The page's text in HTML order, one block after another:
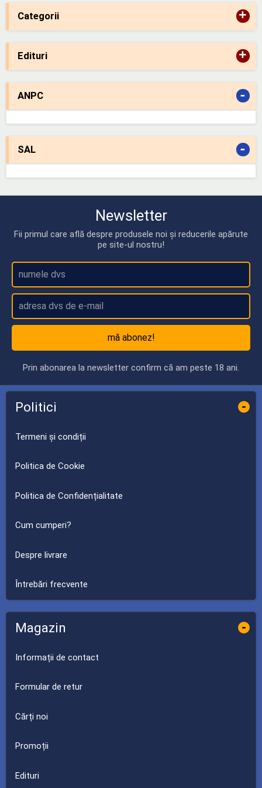
Categorii +
Edituri +
ANPC -
SAL -
Newsletter
Fii primul care află despre produsele noi și reducerile apărute
pe site-ul nostru!
mă abonez!
Prin abonarea la newsletter confirm că am peste 18 ani.
Politici -
Termeni și condiții
Politica de Cookie
Politica de Confidențialitate
Cum cumperi?
Despre livrare
Întrebări frecvente
Magazin -
Informații de contact
Formular de retur
Cărți noi
Promoții
Edituri